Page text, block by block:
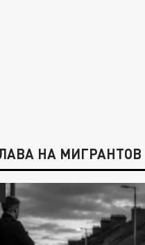
НА МИГРАНТОВ